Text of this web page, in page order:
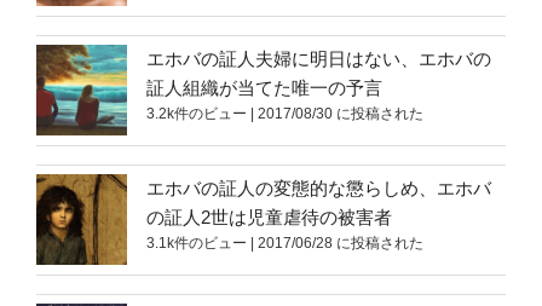
エホバの証人夫婦に明日はない、エホバの
証人組織が当てた唯一の予言
3.2k件のビュー 2017/08/30 に投稿された
エホバの証人の変態的な懲らしめ、エホバ
の証人2世は児童虐待の被害者
3.1k件のビュー 2017/06/28 に投稿された